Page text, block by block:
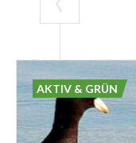
AKTIV & GRÜN